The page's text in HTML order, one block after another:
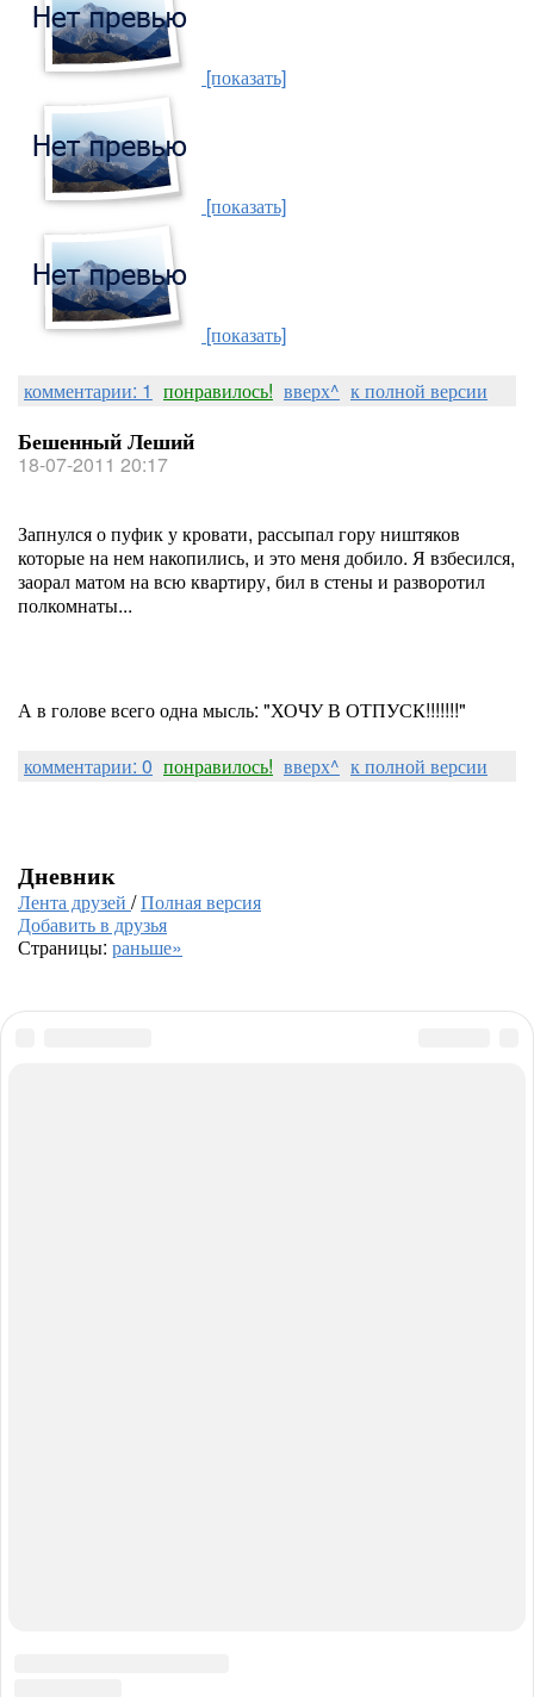
[показать]
[показать]
[показать]
комментарии: 1 понравилось! вверх^ к полной версии
Бешенный Леший
18-07-2011 20:17
Запнулся о пуфик у кровати, рассыпал гору ништяков
которые на нем накопились, и это меня добило. Я взбесился,
заорал матом на всю квартиру, бил в стены и разворотил
полкомнаты...
А в голове всего одна мысль: "ХОЧУ В ОТПУСК!!!!!!!"
комментарии: 0 понравилось! вверх^ к полной версии
Дневник
Лента друзей /Полная версия
Добавить в друзья
Страницы: раньше»